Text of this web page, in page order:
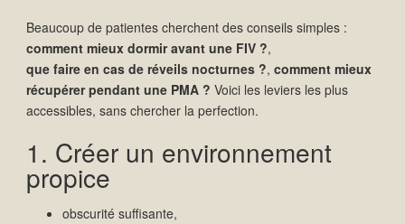
Beaucoup de patientes cherchent des conseils simples :
comment mieux dormir avant une FIV ?,
que faire en cas de réveils nocturnes ?, comment mieux
récupérer pendant une PMA ? Voici les leviers les plus
accessibles, sans chercher la perfection.
1. Créer un environnement
propice
obscurité suffisante,